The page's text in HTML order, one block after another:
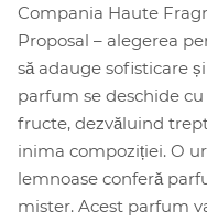
Compania Haute
Proposal – alegerea
să adauge sofisticare
parfum se deschide
fructe, dezvăluind
inima compoziției. O
lemnoase conferă
mister. Acest parfum